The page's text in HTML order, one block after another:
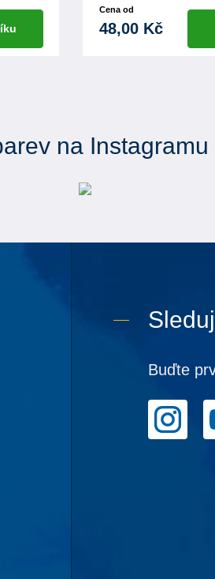
Cena od
48,00 Kč
na Instagramu
Buďte